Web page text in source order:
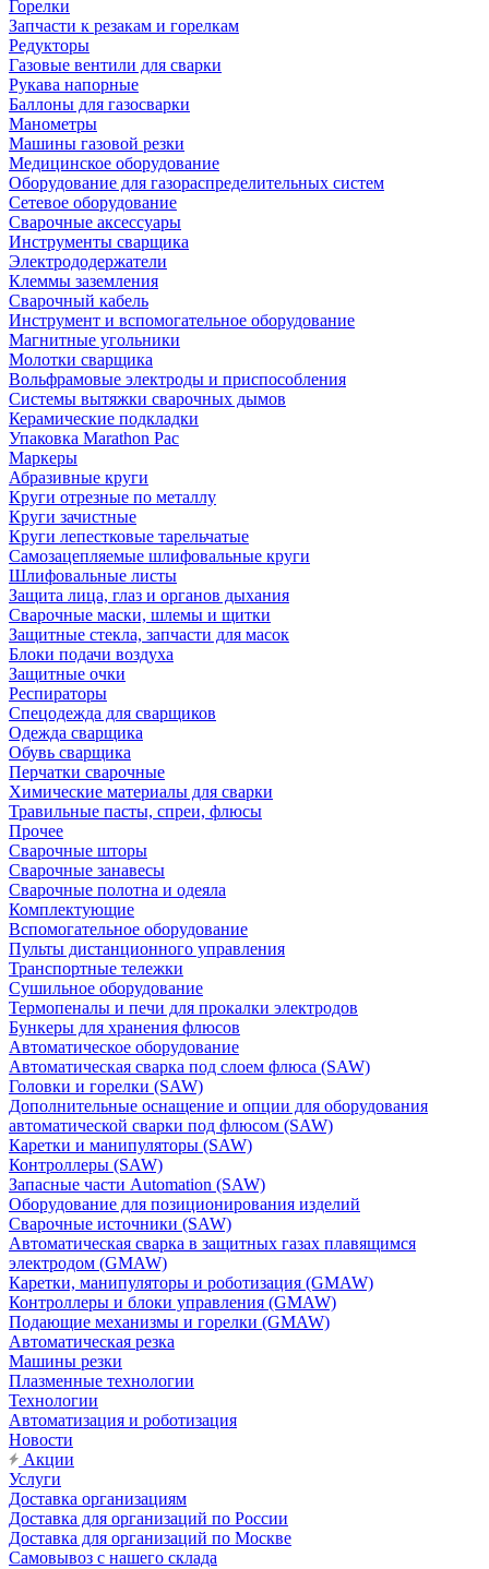
Горелки
Запчасти к резакам и горелкам
Редукторы
Газовые вентили для сварки
Рукава напорные
Баллоны для газосварки
Манометры
Машины газовой резки
Медицинское оборудование
Оборудование для газораспределительных систем
Сетевое оборудование
Сварочные аксессуары
Инструменты сварщика
Электрододержатели
Клеммы заземления
Сварочный кабель
Инструмент и вспомогательное оборудование
Магнитные угольники
Молотки сварщика
Вольфрамовые электроды и приспособления
Системы вытяжки сварочных дымов
Керамические подкладки
Упаковка Marathon Pac
Маркеры
Абразивные круги
Круги отрезные по металлу
Круги зачистные
Круги лепестковые тарельчатые
Самозацепляемые шлифовальные круги
Шлифовальные листы
Защита лица, глаз и органов дыхания
Сварочные маски, шлемы и щитки
Защитные стекла, запчасти для масок
Блоки подачи воздуха
Защитные очки
Респираторы
Спецодежда для сварщиков
Одежда сварщика
Обувь сварщика
Перчатки сварочные
Химические материалы для сварки
Травильные пасты, спреи, флюсы
Прочее
Сварочные шторы
Сварочные занавесы
Сварочные полотна и одеяла
Комплектующие
Вспомогательное оборудование
Пульты дистанционного управления
Транспортные тележки
Сушильное оборудование
Термопеналы и печи для прокалки электродов
Бункеры для хранения флюсов
Автоматическое оборудование
Автоматическая сварка под слоем флюса (SAW)
Головки и горелки (SAW)
Дополнительные оснащение и опции для оборудования
автоматической сварки под флюсом (SAW)
Каретки и манипуляторы (SAW)
Контроллеры (SAW)
Запасные части Automation (SAW)
Оборудование для позиционирования изделий
Сварочные источники (SAW)
Автоматическая сварка в защитных газах плавящимся
электродом (GMAW)
Каретки, манипуляторы и роботизация (GMAW)
Контроллеры и блоки управления (GMAW)
Подающие механизмы и горелки (GMAW)
Автоматическая резка
Машины резки
Плазменные технологии
Технологии
Автоматизация и роботизация
Новости
Акции
Услуги
Доставка организациям
Доставка для организаций по России
Доставка для организаций по Москве
Самовывоз с нашего склада